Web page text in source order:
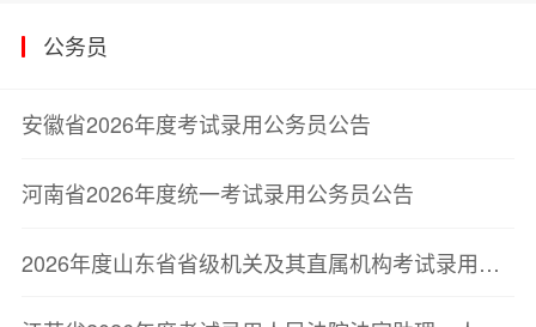
公务员
安徽省2026年度考试录用公务员公告
河南省2026年度统一考试录用公务员公告
2026年度山东省省级机关及其直属机构考试录用公务员公告